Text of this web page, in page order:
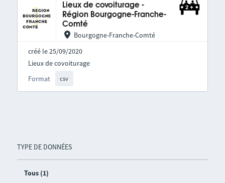
TYPE DE DONNÉES
Tous (1)
Lieux de covoiturage -
Région Bourgogne-Franche-
Comté
Bourgogne-Franche-Comté
créé le 25/09/2020
Format csv
Lieux de covoiturage